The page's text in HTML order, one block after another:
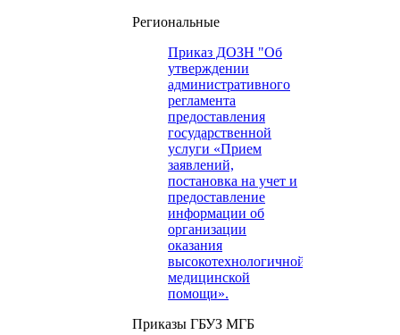
Региональные
Приказ ДОЗН "Об
утверждении
административного
регламента
предоставления
государственной
услуги «Прием
заявлений,
постановка на учет и
предоставление
информации об
организации
оказания
высокотехнологичной
медицинской
помощи».
Приказы ГБУЗ МГБ